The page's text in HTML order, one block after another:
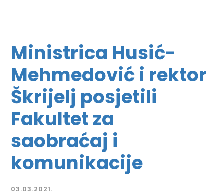
Ministrica Husić-
Mehmedović i rektor
Škrijelj posjetili
Fakultet za
saobraćaj i
komunikacije
03.03.2021.